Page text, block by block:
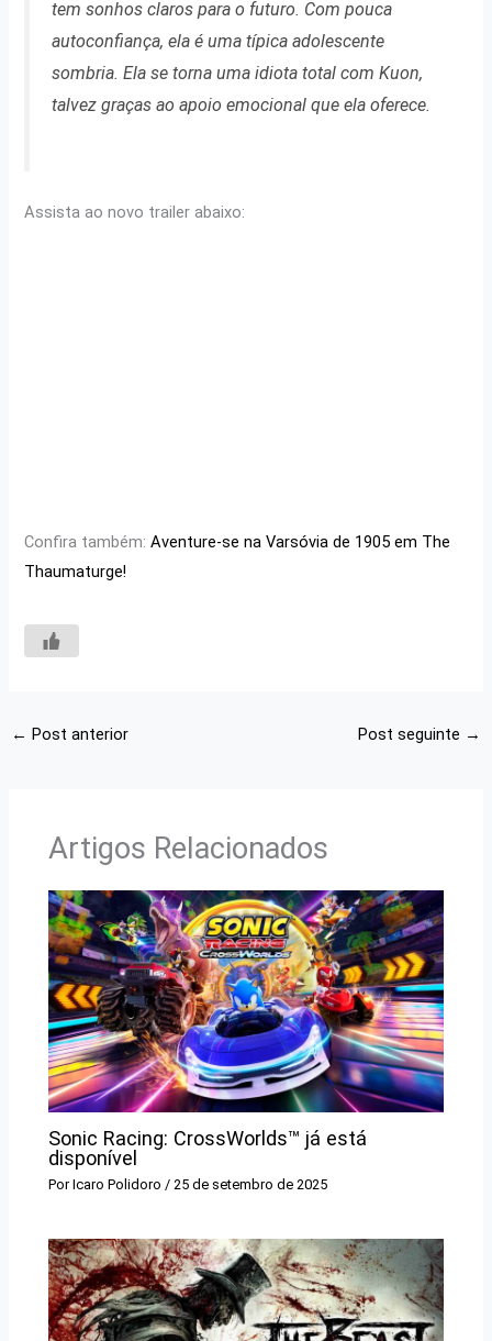
tem sonhos claros para o futuro. Com pouca
autoconfiança, ela é uma típica adolescente
sombria. Ela se torna uma idiota total com Kuon,
talvez graças ao apoio emocional que ela oferece.
Assista ao novo trailer abaixo:
Confira também:Aventure-se na Varsóvia de 1905 em The
Thaumaturge!
← Post anterior Post seguinte →
Artigos Relacionados
Sonic Racing: CrossWorlds™ já está
disponível
PorIcaro Polidoro / 25 de setembro de 2025